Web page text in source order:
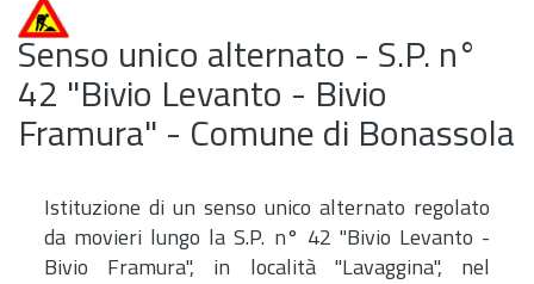
Senso unico alternato - S.P. n°
42 "Bivio Levanto - Bivio
Framura" - Comune di Bonassola
Istituzione di un senso unico alternato regolato
da movieri lungo la S.P. n° 42 "Bivio Levanto -
Bivio Framura", in località "Lavaggina", nel